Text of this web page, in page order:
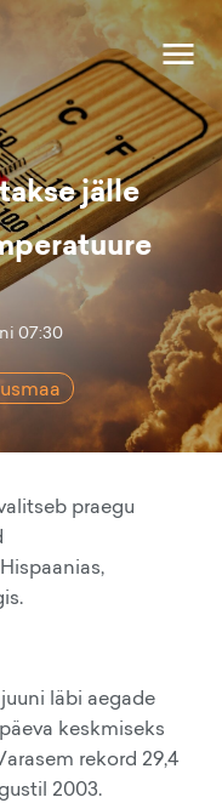
jälle
07:30
praegu
läbi aegade
keskmiseks
rekord 29,4
2003.